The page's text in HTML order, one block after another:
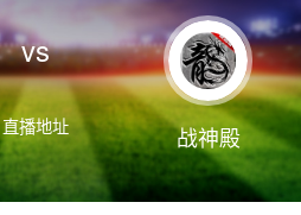
vs
直播地址 战神殿